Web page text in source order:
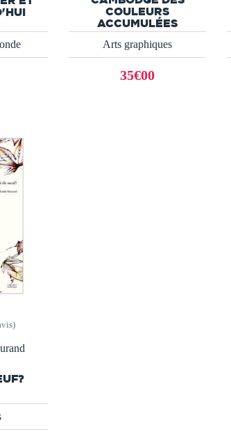
COULEURS
ACCUMULÉES
Arts graphiques
35€00